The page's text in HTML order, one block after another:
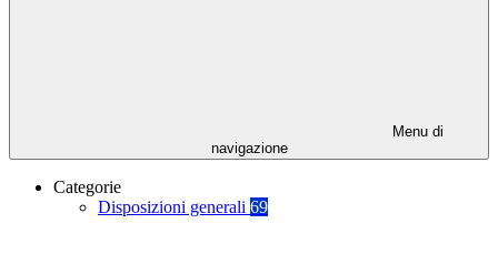
Menu di
navigazione
Categorie
Disposizioni generali 69